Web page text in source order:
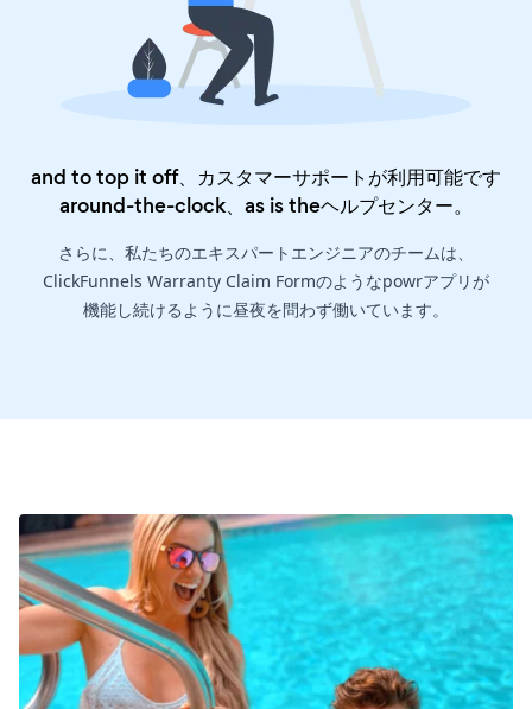
and to top it off、カスタマーサポートが利用可能です
around-the-clock、as is theヘルプセンター。
さらに、私たちのエキスパートエンジニアのチームは、
ClickFunnels Warranty Claim Formのようなpowrアプリが
機能し続けるように昼夜を問わず働いています。